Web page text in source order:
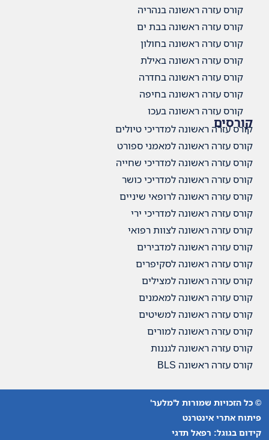
קורס עזרה ראשונה בנהריה
קורס עזרה ראשונה בבת ים
קורס עזרה ראשונה בחולון
קורס עזרה ראשונה באילת
קורס עזרה ראשונה בחדרה
קורס עזרה ראשונה בחיפה
קורס עזרה ראשונה בעכו
קורסים
קורס עזרה ראשונה למדריכי טיולים
קורס עזרה ראשונה למאמני ספורט
קורס עזרה ראשונה למדריכי שחייה
קורס עזרה ראשונה למדריכי כושר
קורס עזרה ראשונה לרופאי שיניים
קורס עזרה ראשונה למדריכי ירי
קורס עזרה ראשונה לצוות רפואי
קורס עזרה ראשונה למדבירים
קורס עזרה ראשונה לסקיפרים
קורס עזרה ראשונה למצילים
קורס עזרה ראשונה למאמנים
קורס עזרה ראשונה למשיטים
קורס עזרה ראשונה למורים
קורס עזרה ראשונה לגננות
קורס עזרה ראשונה BLS
© כל הזכויות שמורות ל'מלער'
פיתוח אתרי אינטרנט
קידום בגוגל: רפאל תדגי